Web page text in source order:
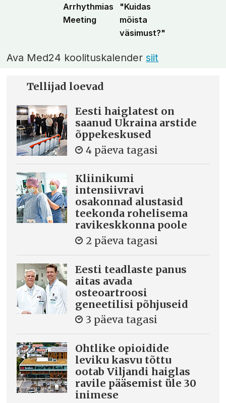
Arrhythmias
Meeting
"Kuidas
mõista
väsimust?"
Ava Med24 koolituskalendersiit
Tellijad loevad
Eesti haiglatest on
saanud Ukraina arstide
õppekeskused
4 päeva tagasi
Kliinikumi
intensiivravi
osakonnad alustasid
teekonda rohelisema
ravikeskkonna poole
2 päeva tagasi
Eesti teadlaste panus
aitas avada
osteoartroosi
geneetilisi põhjuseid
3 päeva tagasi
Ohtlike opioidide
leviku kasvu tõttu
ootab Viljandi haiglas
ravile pääsemist üle 30
inimese